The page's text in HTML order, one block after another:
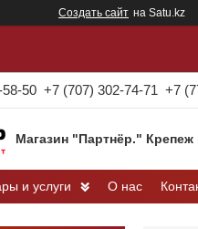
Создать сайт на Satu.kz
50 +7 (707) 302-74-71 +7
Магазин "Партнёр." Крепеж
и услуги О нас